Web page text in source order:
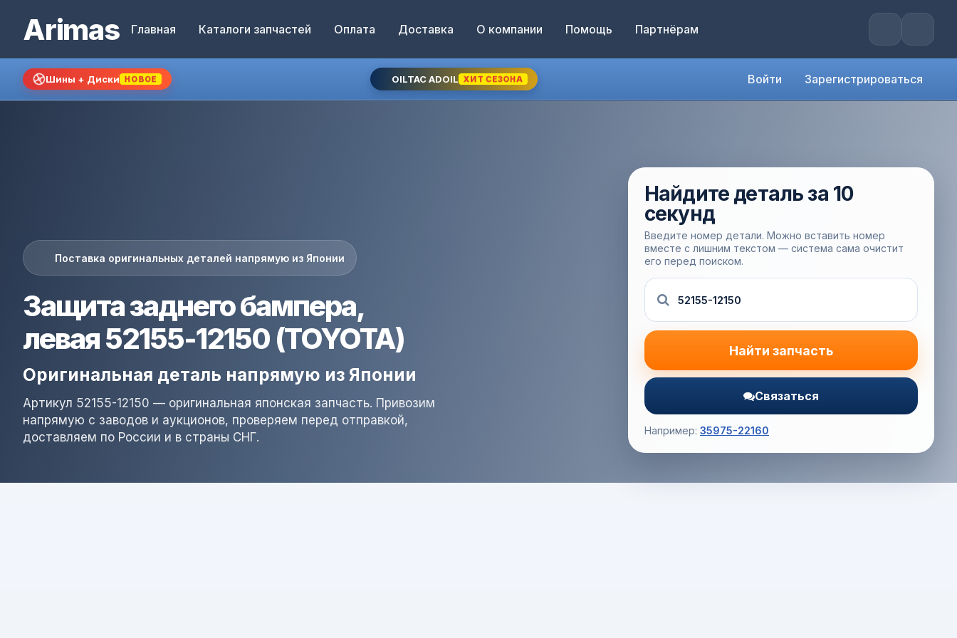
Arimas Главная Каталоги запчастей Оплата Доставка О компании Помощь Партнёрам
Шины + Диски НОВОЕ OILTAC ADOIL ХИТ СЕЗОНА Войти Зарегистрироваться
Поставка оригинальных деталей напрямую из Японии
Защита заднего бампера,
левая 52155-12150 (TOYOTA)
Оригинальная деталь напрямую из Японии
Артикул 52155-12150 — оригинальная японская запчасть. Привозим
напрямую с заводов и аукционов, проверяем перед отправкой,
доставляем по России и в страны СНГ.
Найдите деталь за 10
секунд
Введите номер детали. Можно вставить номер
вместе с лишним текстом — система сама очистит
его перед поиском.
Найти запчасть
Связаться
Например: 35975-22160